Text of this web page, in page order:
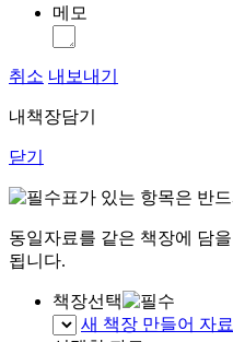
메모
취소 내보내기
내책장담기
닫기
표가 있는 항목은 반
동일자료를 같은 책장에 담
됩니다.
책장선택
새 책장 만들어 자료